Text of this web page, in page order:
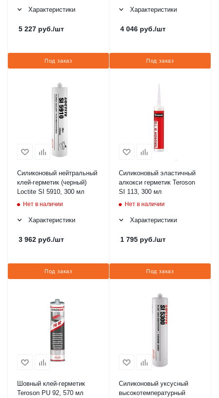
Характеристики
5 227 руб./шт
Под заказ
Характеристики
4 046 руб./шт
Под заказ
Силиконовый нейтральный
клей-герметик (черный)
Loctite SI 5910, 300 мл
Нет в наличии
Характеристики
3 962 руб./шт
Под заказ
Силиконовый эластичный
алкокси герметик Teroson
SI 113, 300 мл
Нет в наличии
Характеристики
1 795 руб./шт
Под заказ
Шовный клей-герметик
Teroson PU 92, 570 мл
Силиконовый уксусный
высокотемпературный